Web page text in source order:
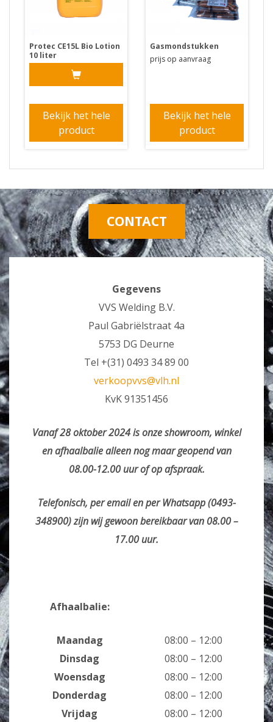
Protec CE15L Bio Lotion
10 liter
Bekijk het hele
product
Gasmondstukken
prijs op aanvraag
Bekijk het hele
product
CONTACT
Gegevens
VVS Welding B.V.
Paul Gabriëlstraat 4a
5753 DG Deurne
Tel +(31) 0493 34 89 00
verkoopvvs@vlh.nl
KvK 91351456
Vanaf 28 oktober 2024 is onze showroom, winkel
en afhaalbalie alleen nog maar geopend van
08.00-12.00 uur of op afspraak.
Telefonisch, per email en per Whatsapp (0493-
348900) zijn wij gewoon bereikbaar van 08.00 –
17.00 uur.
Afhaalbalie:
Maandag
Dinsdag
Woensdag
Donderdag
Vrijdag
08:00 – 12:00
08:00 – 12:00
08:00 – 12:00
08:00 – 12:00
08:00 – 12:00